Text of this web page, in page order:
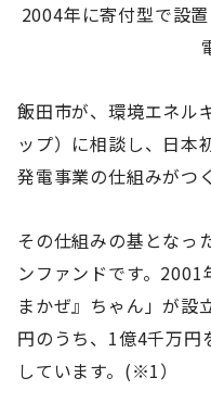
2004年に寄付型で設
飯田市が、環境エネル
ップ）に相談し、日本
発電事業の仕組みがつ
その仕組みの基となっ
ンファンドです。
まかぜ』ちゃん」が設
円のうち、1億4千万円
しています。(※1）